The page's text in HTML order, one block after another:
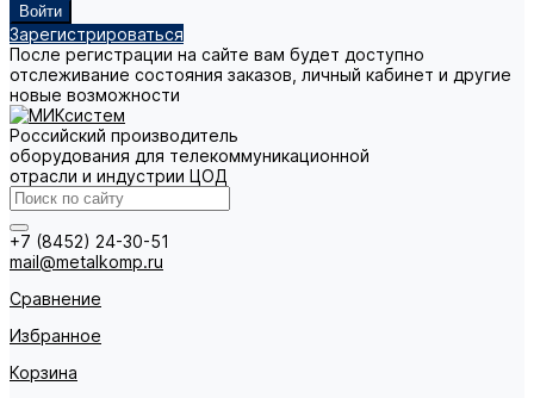
Зарегистрироваться
После регистрации на сайте вам будет доступно
отслеживание состояния заказов, личный кабинет и другие
новые возможности
Российский производитель
оборудования для телекоммуникационной
отрасли и индустрии ЦОД
+7 (8452) 24-30-51
mail@metalkomp.ru
Сравнение
Избранное
Корзина